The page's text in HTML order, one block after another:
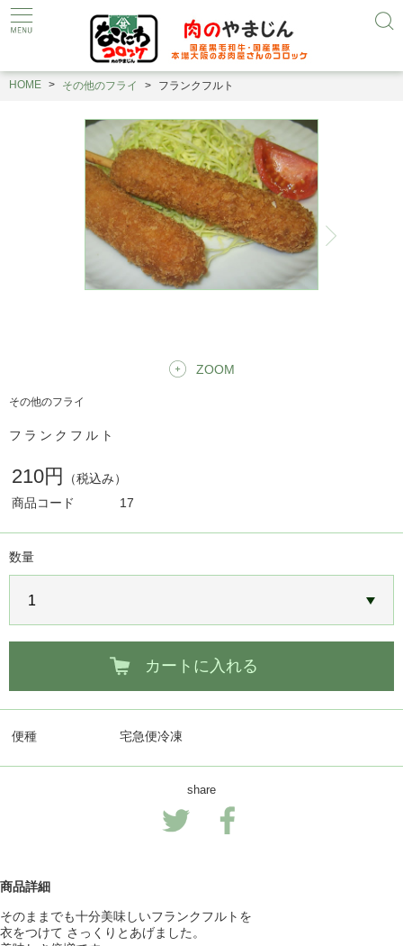
HOME その他のフライ フランクフルト
ZOOM
その他のフライ
フランクフルト
210円
（税込み）
商品コード
17
数量
カートに入れる
便種 宅急便冷凍
share
商品詳細
そのままでも十分美味しいフランクフルトを
衣をつけて さっくりとあげました。